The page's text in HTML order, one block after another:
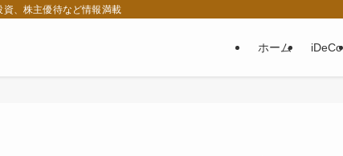
、株主優待など情報満載
ホーム iDeCo